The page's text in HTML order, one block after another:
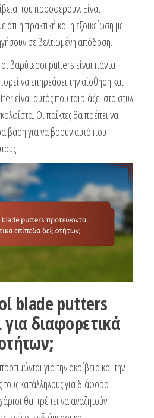
που προσφέρουν. Είναι
η πρακτική και η εξοικείωση με
σε βελτιωμένη απόδοση.
βαρύτεροι putters είναι πάντα
να επηρεάσει την αίσθηση και
είναι αυτός που ταιριάζει στο στυλ
Οι παίκτες θα πρέπει να
βάρη για να βρουν αυτό που
blade putters
για διαφορετικά
για την ακρίβεια και την
κατάλληλους για διάφορα
θα πρέπει να αναζητούν